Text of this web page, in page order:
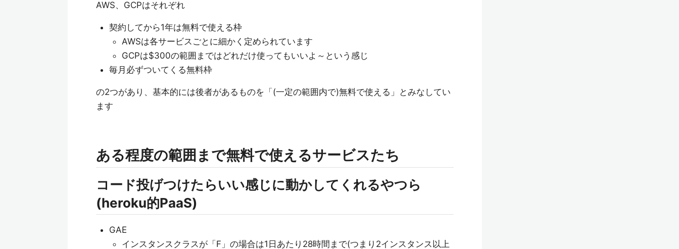
AWS、GCPはそれぞれ
契約してから1年は無料で使える枠
AWSは各サービスごとに細かく定められています
GCPは$300の範囲まではどれだけ使ってもいいよ～という感じ
毎月必ずついてくる無料枠
の2つがあり、基本的には後者があるものを「(一定の範囲内で)無料で使える」とみなしてい
ます
ある程度の範囲まで無料で使えるサービスたち
コード投げつけたらいい感じに動かしてくれるやつら
(heroku的PaaS)
GAE
インスタンスクラスが「F」の場合は1日あたり28時間まで(つまり2インスタンス以上